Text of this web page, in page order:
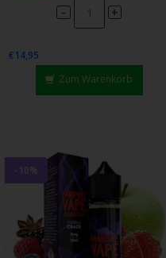
- +
€14,95
Zum Warenkorb
-10%